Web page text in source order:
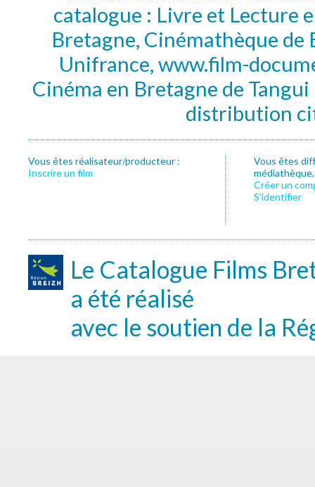
catalogue : Livre et Lecture
Bretagne, Cinémathèque de
Unifrance, www.film-
Cinéma en Bretagne de
distribution
Vous êtes réalisateur/producteur :
Inscrire un film
Vous êtes
Créer un
S’identifier
Le Catalogue Films
a été réalisé
avec le soutien de la